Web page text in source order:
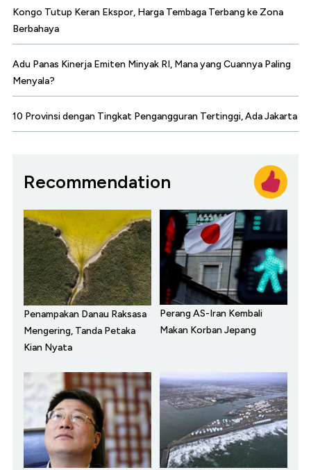
Kongo Tutup Keran Ekspor, Harga Tembaga Terbang ke Zona
Berbahaya
Adu Panas Kinerja Emiten Minyak RI, Mana yang Cuannya Paling
Menyala?
10 Provinsi dengan Tingkat Pengangguran Tertinggi, Ada Jakarta
Recommendation
Penampakan Danau Raksasa
Mengering, Tanda Petaka
Kian Nyata
Perang AS-Iran Kembali
Makan Korban Jepang